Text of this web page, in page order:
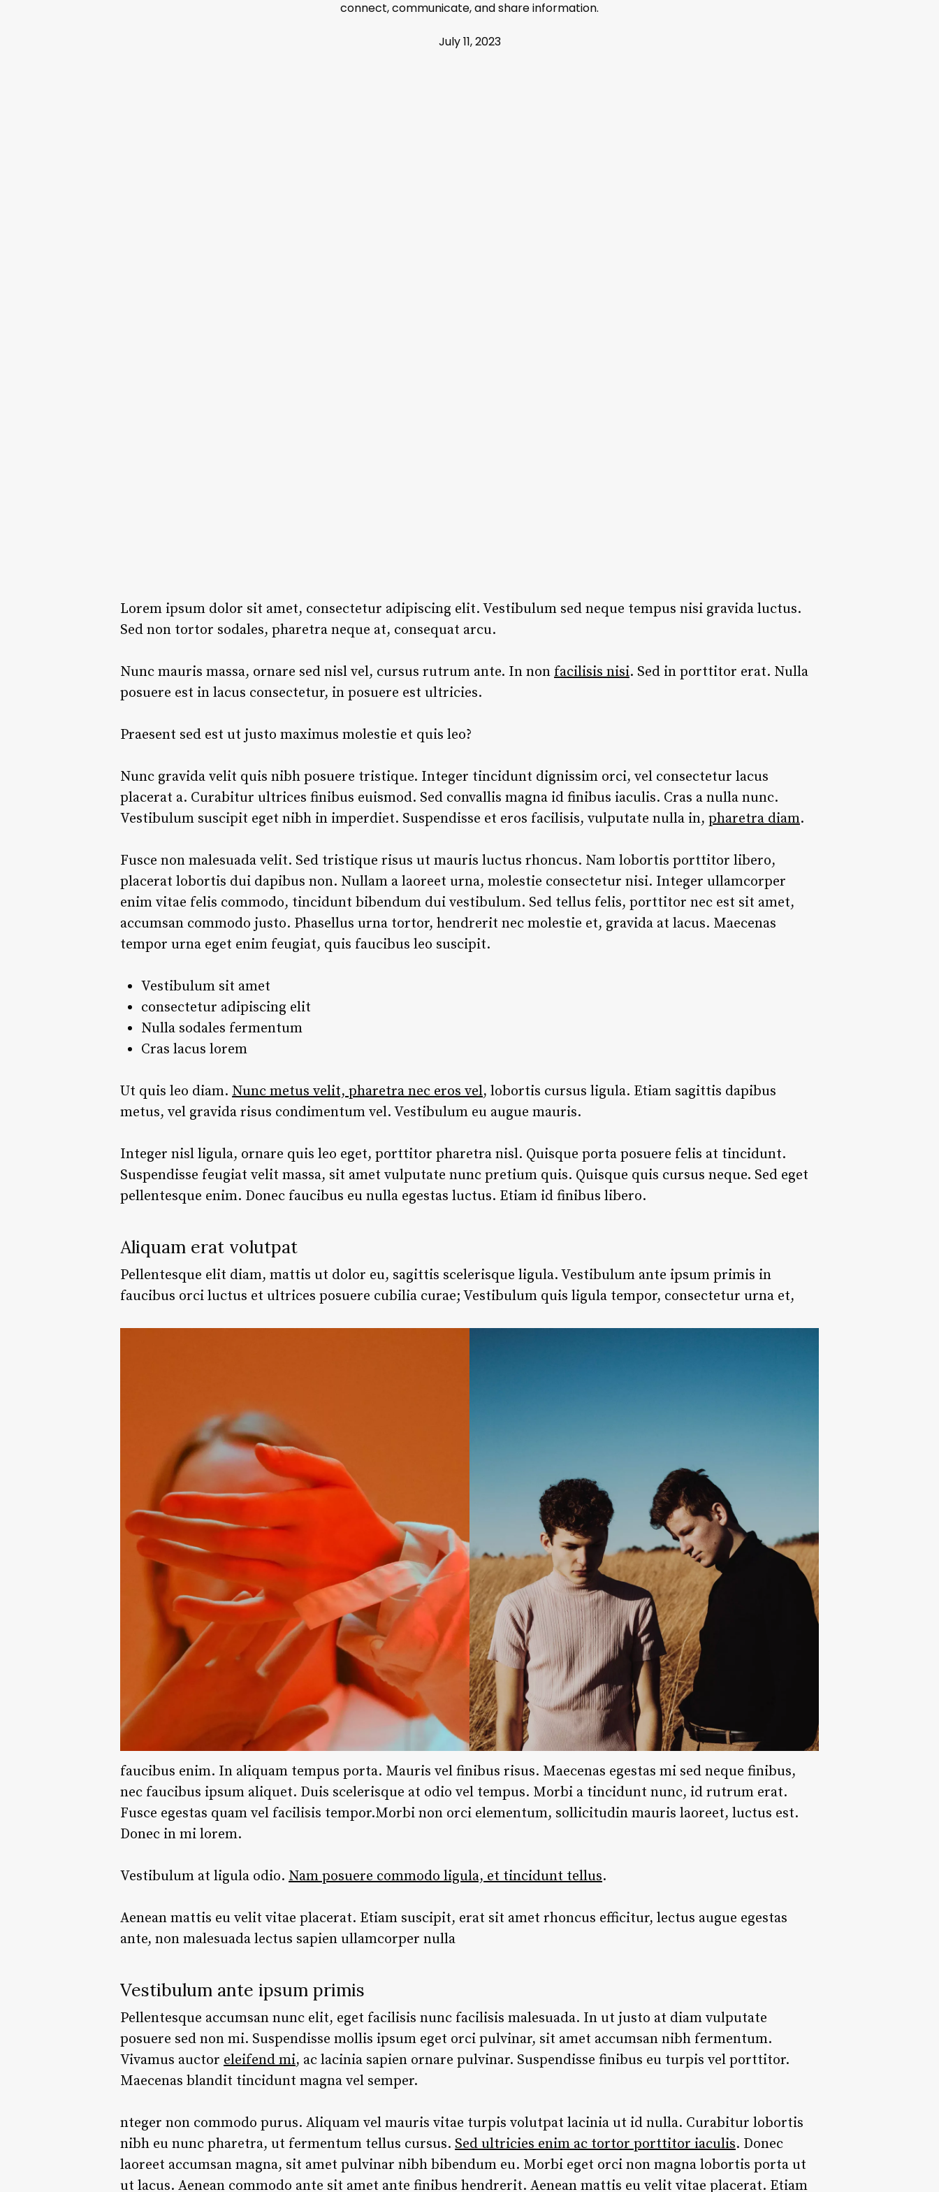
connect, communicate, and share information.
July 11, 2023
Lorem ipsum dolor sit amet, consectetur adipiscing elit. Vestibulum sed neque tempus nisi gravida luctus.
Sed non tortor sodales, pharetra neque at, consequat arcu.
Nunc mauris massa, ornare sed nisl vel, cursus rutrum ante. In non facilisis nisi. Sed in porttitor erat. Nulla
posuere est in lacus consectetur, in posuere est ultricies.
Praesent sed est ut justo maximus molestie et quis leo?
Nunc gravida velit quis nibh posuere tristique. Integer tincidunt dignissim orci, vel consectetur lacus
placerat a. Curabitur ultrices finibus euismod. Sed convallis magna id finibus iaculis. Cras a nulla nunc.
Vestibulum suscipit eget nibh in imperdiet. Suspendisse et eros facilisis, vulputate nulla in, pharetra diam.
Fusce non malesuada velit. Sed tristique risus ut mauris luctus rhoncus. Nam lobortis porttitor libero,
placerat lobortis dui dapibus non. Nullam a laoreet urna, molestie consectetur nisi. Integer ullamcorper
enim vitae felis commodo, tincidunt bibendum dui vestibulum. Sed tellus felis, porttitor nec est sit amet,
accumsan commodo justo. Phasellus urna tortor, hendrerit nec molestie et, gravida at lacus. Maecenas
tempor urna eget enim feugiat, quis faucibus leo suscipit.
Vestibulum sit amet
consectetur adipiscing elit
Nulla sodales fermentum
Cras lacus lorem
Ut quis leo diam. Nunc metus velit, pharetra nec eros vel, lobortis cursus ligula. Etiam sagittis dapibus
metus, vel gravida risus condimentum vel. Vestibulum eu augue mauris.
Integer nisl ligula, ornare quis leo eget, porttitor pharetra nisl. Quisque porta posuere felis at tincidunt.
Suspendisse feugiat velit massa, sit amet vulputate nunc pretium quis. Quisque quis cursus neque. Sed eget
pellentesque enim. Donec faucibus eu nulla egestas luctus. Etiam id finibus libero.
Aliquam erat volutpat
Pellentesque elit diam, mattis ut dolor eu, sagittis scelerisque ligula. Vestibulum ante ipsum primis in
faucibus orci luctus et ultrices posuere cubilia curae; Vestibulum quis ligula tempor, consectetur urna et,
faucibus enim. In aliquam tempus porta. Mauris vel finibus risus. Maecenas egestas mi sed neque finibus,
nec faucibus ipsum aliquet. Duis scelerisque at odio vel tempus. Morbi a tincidunt nunc, id rutrum erat.
Fusce egestas quam vel facilisis tempor.Morbi non orci elementum, sollicitudin mauris laoreet, luctus est.
Donec in mi lorem.
Vestibulum at ligula odio. Nam posuere commodo ligula, et tincidunt tellus.
Aenean mattis eu velit vitae placerat. Etiam suscipit, erat sit amet rhoncus efficitur, lectus augue egestas
ante, non malesuada lectus sapien ullamcorper nulla
Vestibulum ante ipsum primis
Pellentesque accumsan nunc elit, eget facilisis nunc facilisis malesuada. In ut justo at diam vulputate
posuere sed non mi. Suspendisse mollis ipsum eget orci pulvinar, sit amet accumsan nibh fermentum.
Vivamus auctor eleifend mi, ac lacinia sapien ornare pulvinar. Suspendisse finibus eu turpis vel porttitor.
Maecenas blandit tincidunt magna vel semper.
nteger non commodo purus. Aliquam vel mauris vitae turpis volutpat lacinia ut id nulla. Curabitur lobortis
nibh eu nunc pharetra, ut fermentum tellus cursus. Sed ultricies enim ac tortor porttitor iaculis. Donec
laoreet accumsan magna, sit amet pulvinar nibh bibendum eu. Morbi eget orci non magna lobortis porta ut
ut lacus. Aenean commodo ante sit amet ante finibus hendrerit. Aenean mattis eu velit vitae placerat. Etiam